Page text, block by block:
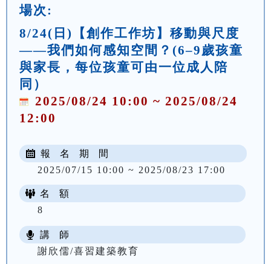
場次:
8/24(日)【創作工作坊】移動與尺度
——我們如何感知空間？(6–9歲孩童
與家長，每位孩童可由一位成人陪
同）
2025/08/24 10:00 ~ 2025/08/24
12:00
報 名 期 間
2025/07/15 10:00 ~ 2025/08/23 17:00
名 額
8
講 師
謝欣儒/喜習建築教育